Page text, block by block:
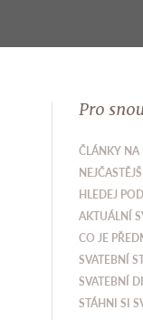
Pro
ČLÁNKY NA
HLEDEJ
AKTUÁLNÍ
CO JE
SVATEBNÍ
SVATEBNÍ
STÁHNI SI